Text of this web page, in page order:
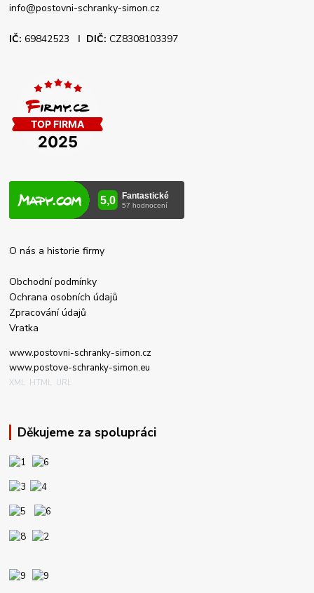
info@postovni-schranky-simon.cz
IČ: 69842523 Ι DIČ: CZ8308103397
O nás a historie firmy
Obchodní podmínky
Ochrana osobních údajů
Zpracování údajů
Vratka
www.postovni-schranky-simon.cz
www.postove-schranky-simon.eu
XML HTML URL
Děkujeme za spolupráci